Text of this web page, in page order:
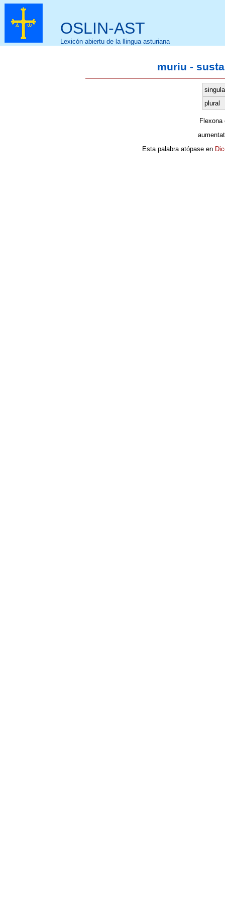
OSLIN-AST
Lexicón abiertu de la llingua asturiana
muriu -
plural
Esta palabra atópase en